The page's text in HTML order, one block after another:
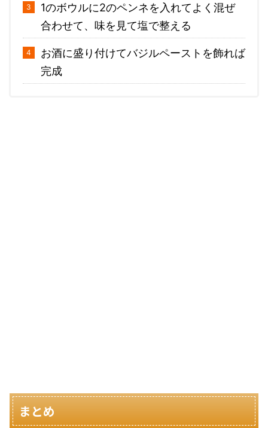
1のボウルに2のペンネを入れてよく混ぜ
合わせて、味を見て塩で整える
お酒に盛り付けてバジルペーストを飾れば
完成
まとめ